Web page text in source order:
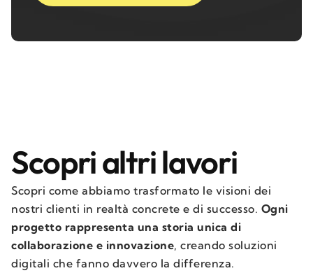
Scopri altri lavori
Scopri come abbiamo trasformato le visioni dei
nostri clienti in realtà concrete e di successo. Ogni
progetto rappresenta una storia unica di
collaborazione e innovazione, creando soluzioni
digitali che fanno davvero la differenza.